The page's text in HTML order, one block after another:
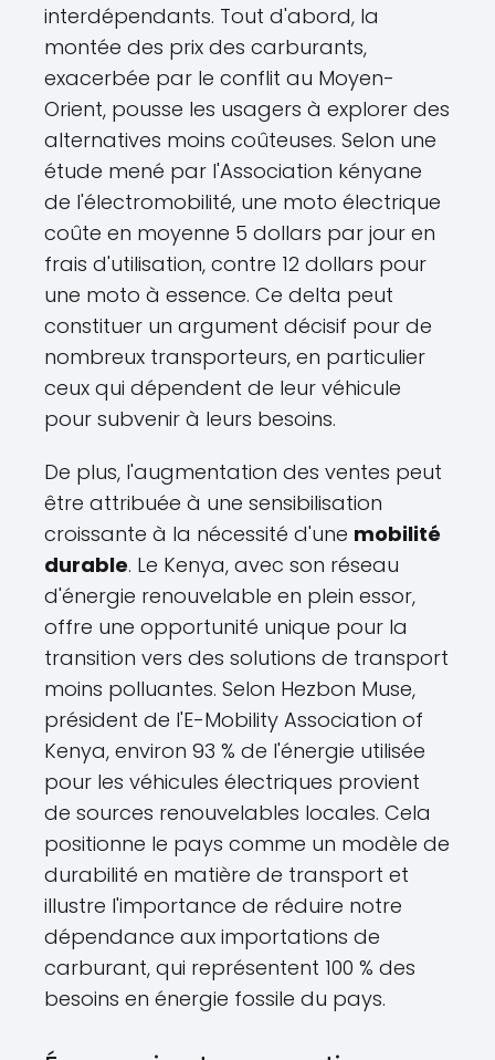
interdépendants. Tout d'abord, la
montée des prix des carburants,
exacerbée par le conflit au Moyen-
Orient, pousse les usagers à explorer des
alternatives moins coûteuses. Selon une
étude mené par l'Association kényane
de l'électromobilité, une moto électrique
coûte en moyenne 5 dollars par jour en
frais d'utilisation, contre 12 dollars pour
une moto à essence. Ce delta peut
constituer un argument décisif pour de
nombreux transporteurs, en particulier
ceux qui dépendent de leur véhicule
pour subvenir à leurs besoins.
De plus, l'augmentation des ventes peut
être attribuée à une sensibilisation
croissante à la nécessité d'une mobilité
durable. Le Kenya, avec son réseau
d'énergie renouvelable en plein essor,
offre une opportunité unique pour la
transition vers des solutions de transport
moins polluantes. Selon Hezbon Muse,
président de l'E-Mobility Association of
Kenya, environ 93 % de l'énergie utilisée
pour les véhicules électriques provient
de sources renouvelables locales. Cela
positionne le pays comme un modèle de
durabilité en matière de transport et
illustre l'importance de réduire notre
dépendance aux importations de
carburant, qui représentent 100 % des
besoins en énergie fossile du pays.